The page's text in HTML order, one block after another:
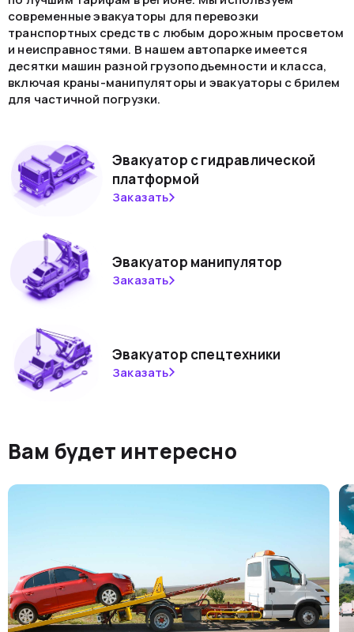
современные эвакуаторы для перевозки
транспортных средств с любым дорожным просветом
и неисправностями. В нашем автопарке имеется
десятки машин разной грузоподъемности и класса,
включая краны-манипуляторы и эвакуаторы с брилем
для частичной погрузки.
Эвакуатор с гидравлической
платформой
Заказать
Эвакуатор манипулятор
Заказать
Эвакуатор спецтехники
Заказать
Вам будет интересно